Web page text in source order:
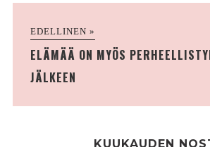
EDELLINEN »
ELÄMÄÄ ON MYÖS
JÄLKEEN
KUUKAUDEN